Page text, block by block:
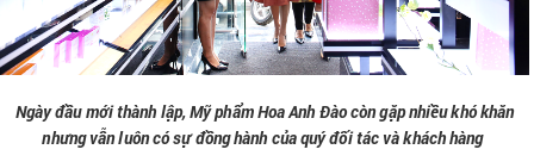
Ngày đầu mới thành lập, Mỹ phẩm Hoa Anh Đào còn gặp nhiều khó khăn
nhưng vẫn luôn có sự đồng hành của quý đối tác và khách hàng